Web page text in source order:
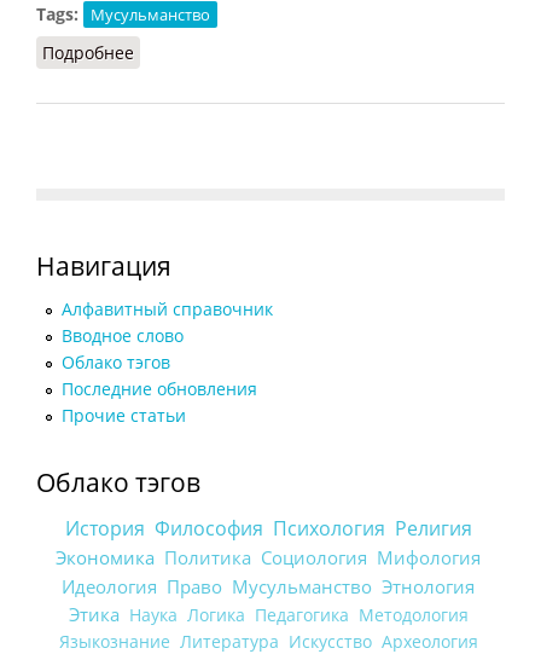
Tags:
Мусульманство
Подробнее
Навигация
Алфавитный справочник
Вводное слово
Облако тэгов
Последние обновления
Прочие статьи
Облако тэгов
История Философия Психология Религия
Экономика Политика Социология Мифология
Идеология Право Мусульманство Этнология
Этика Наука Логика Педагогика Методология
Языкознание Литература Искусство Археология